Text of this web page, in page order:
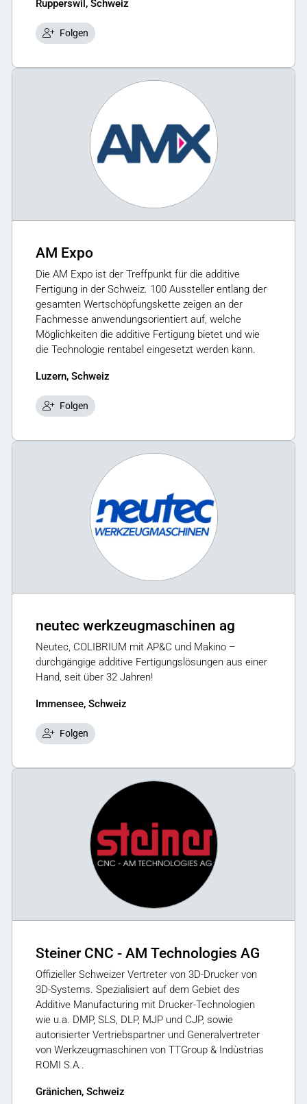
Rupperswil, Schweiz
Folgen
AM Expo
Die AM Expo ist der Treffpunkt für die additive
Fertigung in der Schweiz. 100 Aussteller entlang der
gesamten Wertschöpfungskette zeigen an der
Fachmesse anwendungsorientiert auf, welche
Möglichkeiten die additive Fertigung bietet und wie
die Technologie rentabel eingesetzt werden kann.
Luzern, Schweiz
Folgen
neutec werkzeugmaschinen ag
Neutec, COLIBRIUM mit AP&C und Makino –
durchgängige additive Fertigungslösungen aus einer
Hand, seit über 32 Jahren!
Immensee, Schweiz
Folgen
Steiner CNC - AM Technologies AG
Offizieller Schweizer Vertreter von 3D-Drucker von
3D-Systems. Spezialisiert auf dem Gebiet des
Additive Manufacturing mit Drucker-Technologien
wie u.a. DMP, SLS, DLP, MJP und CJP, sowie
autorisierter Vertriebspartner und Generalvertreter
von Werkzeugmaschinen von TTGroup & Indùstrias
ROMI S.A..
Gränichen, Schweiz